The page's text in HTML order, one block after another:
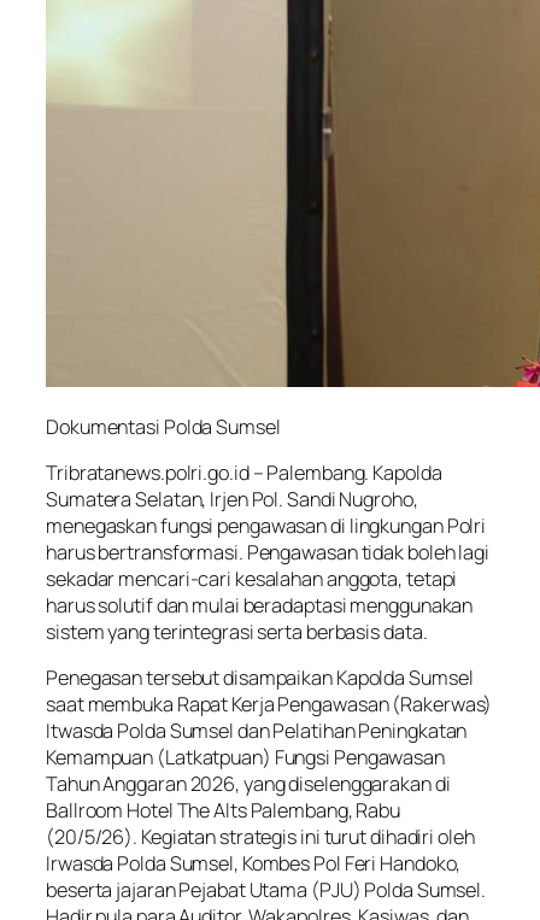
Dokumentasi Polda Sumsel
Tribratanews.polri.go.id– Palembang. Kapolda
Sumatera Selatan, Irjen Pol. Sandi Nugroho,
menegaskan fungsi pengawasan di lingkungan Polri
harus bertransformasi. Pengawasan tidak boleh lagi
sekadar mencari-cari kesalahan anggota, tetapi
harus solutif dan mulai beradaptasi menggunakan
sistem yang terintegrasi serta berbasis data.
Penegasan tersebut disampaikan Kapolda Sumsel
saat membuka Rapat Kerja Pengawasan (Rakerwas)
Itwasda Polda Sumsel dan Pelatihan Peningkatan
Kemampuan (Latkatpuan) Fungsi Pengawasan
Tahun Anggaran 2026, yang diselenggarakan di
Ballroom Hotel The Alts Palembang, Rabu
(20/5/26). Kegiatan strategis ini turut dihadiri oleh
Irwasda Polda Sumsel, Kombes Pol Feri Handoko,
beserta jajaran Pejabat Utama (PJU) Polda Sumsel.